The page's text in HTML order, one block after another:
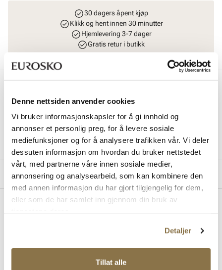
Denne nettsiden anvender cookies
Vi bruker informasjonskapsler for å gi innhold og
annonser et personlig preg, for å levere sosiale
mediefunksjoner og for å analysere trafikken vår. Vi deler
dessuten informasjon om hvordan du bruker nettstedet
vårt, med partnerne våre innen sosiale medier,
annonsering og analysearbeid, som kan kombinere den
med annen informasjon du har gjort tilgjengelig for dem,
eller som de har samlet inn gjennom din bruk av
Detaljer
Tillat alle
30 dagers åpent kjøp
Klikk og hent innen 30 minutter
Hjemlevering 3-7 dager
Gratis retur i butikk
Beskrivelse
Komfortabel fotsengsandal med ekstra mykhet i yttersålen
Art. nr11253004
Lev. art. nr25V2486
Produktdetaljer
Overdel:
Syntetisk
Lignende produkter